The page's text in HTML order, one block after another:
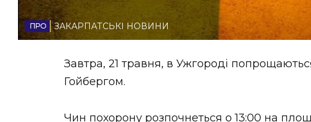
ВІДЕОЗАКАРПАТСЬКІ НОВИНИ
Завтра, 21 травня, в Ужгороді
Гойбергом.
Чин похорону розпочнеться о 13:00 на